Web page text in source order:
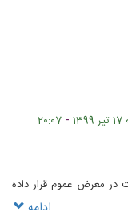
-
20:07
در معرض عموم قرار داده
ادامه